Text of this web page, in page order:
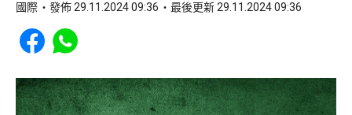
國際 發佈 29.11.2024 09:36 最後更新 29.11.2024 09:36
Share to Facebook
Share to WhatsApp